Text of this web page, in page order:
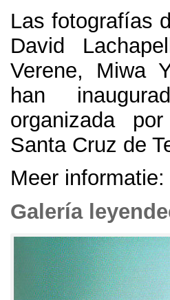
Las fotografías
David
Verene, Miwa
han
organizada
Santa Cruz de
Meer informatie:
Galería